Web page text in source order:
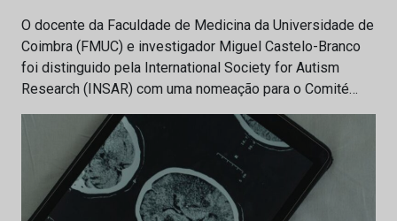
O docente da Faculdade de Medicina da Universidade de
Coimbra (FMUC) e investigador Miguel Castelo-Branco
foi distinguido pela International Society for Autism
Research (INSAR) com uma nomeação para o Comité…